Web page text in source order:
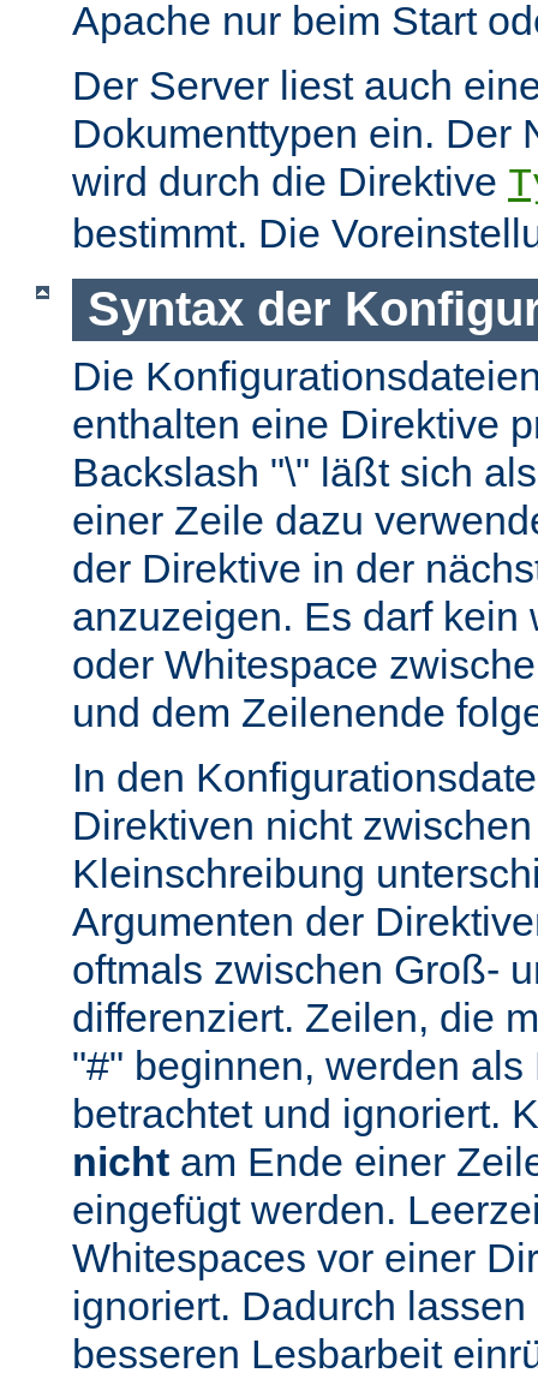
Apache nur beim Start
Der Server liest auch
Dokumenttypen ein. Der
wird durch die Direktive
bestimmt. Die
Syntax der
Die
enthalten eine Direktive
Backslash "\" läßt sich
einer Zeile dazu
der Direktive in der
anzuzeigen. Es darf kein
oder Whitespace
und dem Zeilenende
In den
Direktiven nicht
Kleinschreibung
Argumenten der
oftmals zwischen Groß-
differenziert. Zeilen, die
"#" beginnen, werden als
betrachtet und ignoriert.
nicht am Ende einer
eingefügt werden.
Whitespaces vor einer
ignoriert. Dadurch
besseren Lesbarbeit